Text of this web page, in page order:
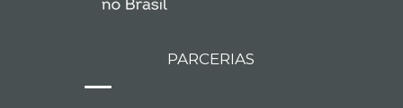
PARCERIAS